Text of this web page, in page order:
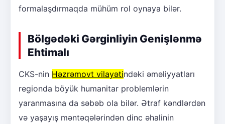
formalaşdırmaqda mühüm rol oynaya bilər.
Bölgədəki Gərginliyin Genişlənmə
Ehtimalı
CKS-nin Həzrəmovt vilayətindəki əməliyyatları
regionda böyük humanitar problemlərin
yaranmasına da səbəb ola bilər. Ətraf kəndlərdən
və yaşayış məntəqələrindən dinc əhalinin